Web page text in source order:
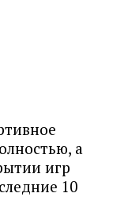
а
игр
10